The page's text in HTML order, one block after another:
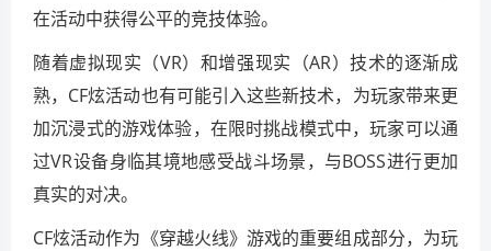
在活动中获得公平的竞技体验。
随着虚拟现实（VR）和增强现实（AR）技术的逐渐成
熟，CF炫活动也有可能引入这些新技术，为玩家带来更
加沉浸式的游戏体验，在限时挑战模式中，玩家可以通
过VR设备身临其境地感受战斗场景，与BOSS进行更加
真实的对决。
CF炫活动作为《穿越火线》游戏的重要组成部分，为玩